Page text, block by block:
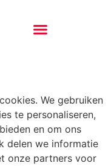
We gebruiken
te personaliseren,
en om ons
delen we informatie
onze partners voor